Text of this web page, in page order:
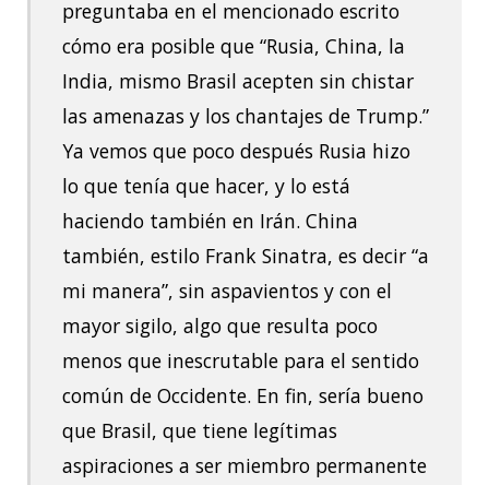
preguntaba en el mencionado escrito
cómo era posible que “Rusia, China, la
India, mismo Brasil acepten sin chistar
las amenazas y los chantajes de Trump.”
Ya vemos que poco después Rusia hizo
lo que tenía que hacer, y lo está
haciendo también en Irán. China
también, estilo Frank Sinatra, es decir “a
mi manera”, sin aspavientos y con el
mayor sigilo, algo que resulta poco
menos que inescrutable para el sentido
común de Occidente. En fin, sería bueno
que Brasil, que tiene legítimas
aspiraciones a ser miembro permanente